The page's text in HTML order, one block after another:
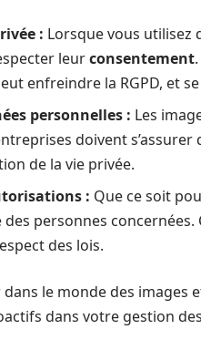
: Lorsque vous utilisez
leurconsentement
enfreindre la RGPD, et
personnelles : Les
doivent s’assurer
de la vie privée.
: Que ce soit
personnes
des lois.
le monde des images
dans votre gestion des